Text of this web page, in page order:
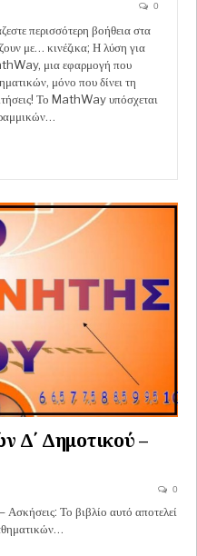
0
περισσότερη βοήθεια στα
με… κινέζικα; Η λύση για
μια εφαρμογή που
μόνο που δίνει τη
Το MathWay υπόσχεται
Δ΄ Δημοτικού –
0
Το βιβλίο αυτό αποτελεί